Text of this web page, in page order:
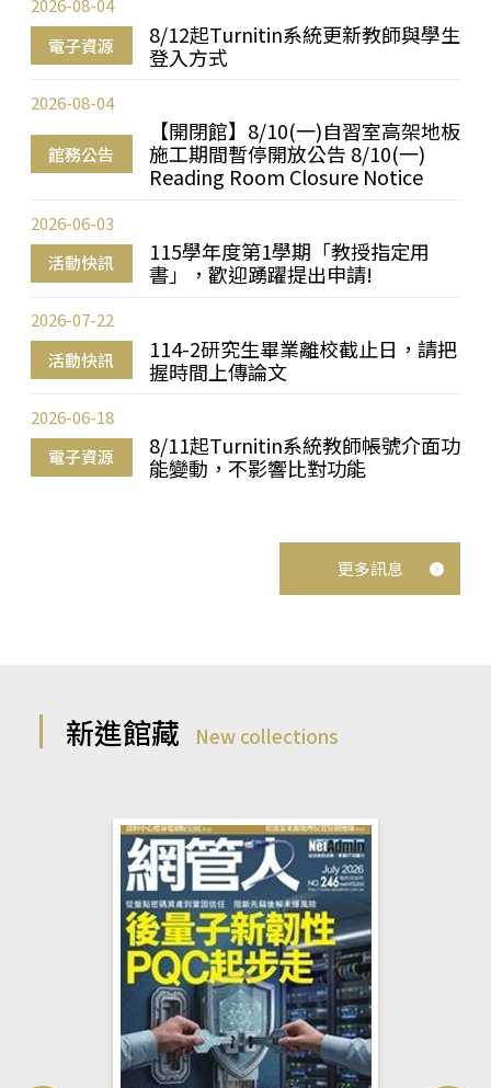
電子資源
8/12起Turnitin系統更新教師與學生
登入方式
2026-08-04
館務公告
【開閉館】8/10(一)自習室高架地板
施工期間暫停開放公告 8/10(一)
Reading Room Closure Notice
2026-08-04
活動快訊
115學年度第1學期「教授指定用
書」，歡迎踴躍提出申請!
2026-06-03
活動快訊
114-2研究生畢業離校截止日，請把
握時間上傳論文
2026-07-22
電子資源
8/11起Turnitin系統教師帳號介面功
能變動，不影響比對功能
2026-06-18
更多訊息
新進館藏 New collections